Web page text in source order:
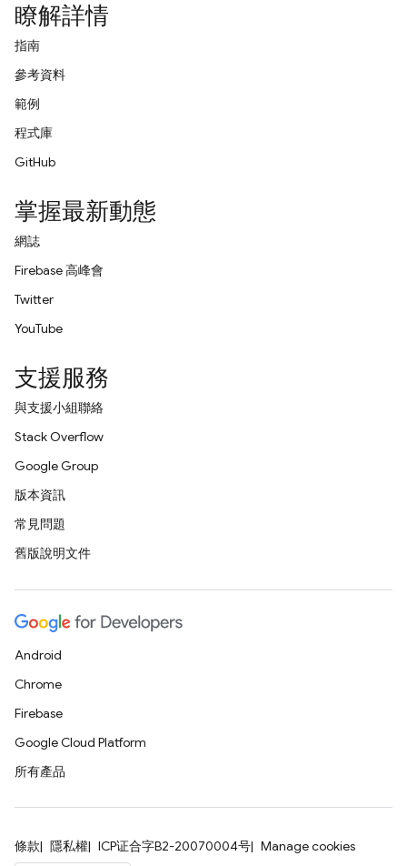
瞭解詳情
指南
參考資料
範例
程式庫
GitHub
掌握最新動態
網誌
Firebase 高峰會
Twitter
YouTube
支援服務
與支援小組聯絡
Stack Overflow
Google Group
版本資訊
常見問題
舊版說明文件
Android
Chrome
Firebase
Google Cloud Platform
所有產品
條款 隱私權 ICP证合字B2-20070004号 Manage cookies